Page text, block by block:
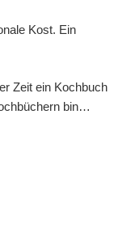
Kost. Ein
Zeit ein Kochbuch
bin…